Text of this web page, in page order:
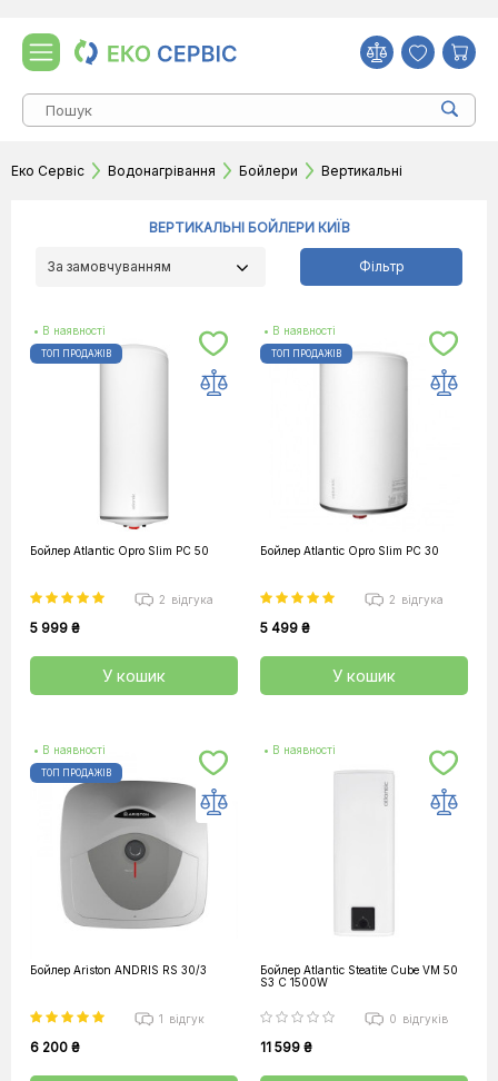
Еко Сервіс Водонагрівання Бойлери Вертикальні
ВЕРТИКАЛЬНІ БОЙЛЕРИ КИЇВ
Фільтр
За замовчуванням
• В наявності
ТОП ПРОДАЖІВ
Бойлер Atlantic Opro Slim PC 50
2 відгука
5 999 ₴
У кошик
• В наявності
ТОП ПРОДАЖІВ
Бойлер Atlantic Opro Slim PC 30
2 відгука
5 499 ₴
У кошик
• В наявності
ТОП ПРОДАЖІВ
Бойлер Ariston ANDRIS RS 30/3
1 відгук
6 200 ₴
• В наявності
Бойлер Atlantic Steatite Cube VM 50
S3 C 1500W
0 відгуків
11 599 ₴